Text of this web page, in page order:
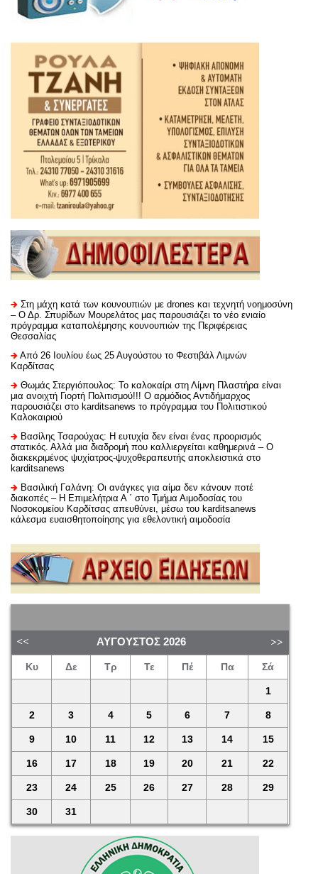
Στη μάχη κατά των κουνουπιών με drones και τεχνητή νοημοσύνη
– Ο Δρ. Σπυρίδων Μουρελάτος μας παρουσιάζει το νέο ενιαίο
πρόγραμμα καταπολέμησης κουνουπιών της Περιφέρειας
Θεσσαλίας
Από 26 Ιουλίου έως 25 Αυγούστου το Φεστιβάλ Λιμνών
Καρδίτσας
Θωμάς Στεργιόπουλος: Το καλοκαίρι στη Λίμνη Πλαστήρα είναι
μια ανοιχτή Γιορτή Πολιτισμού!!! Ο αρμόδιος Αντιδήμαρχος
παρουσιάζει στο karditsanews το πρόγραμμα του Πολιτιστικού
Καλοκαιριού
Βασίλης Τσαρούχας: Η ευτυχία δεν είναι ένας προορισμός
στατικός. Αλλά μια διαδρομή που καλλιεργείται καθημερινά – Ο
διακεκριμένος ψυχίατρος-ψυχοθεραπευτής αποκλειστικά στο
karditsanews
Βασιλική Γαλάνη: Οι ανάγκες για αίμα δεν κάνουν ποτέ
διακοπές – Η Επιμελήτρια Α ΄ στο Τμήμα Αιμοδοσίας του
Νοσοκομείου Καρδίτσας απευθύνει, μέσω του karditsanews
κάλεσμα ευαισθητοποίησης για εθελοντική αιμοδοσία
ΑΎΓΟΥΣΤΟΣ 2026
Κυ Δε Τρ Τε Πέ Πα Σά
1
2 3 4 5 6 7 8
9 10 11 12 13 14 15
16 17 18 19 20 21 22
23 24 25 26 27 28 29
30 31